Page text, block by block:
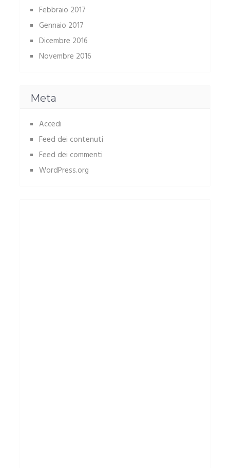
Febbraio 2017
Gennaio 2017
Dicembre 2016
Novembre 2016
Meta
Accedi
Feed dei contenuti
Feed dei commenti
WordPress.org